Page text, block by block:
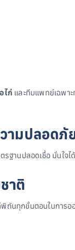
ไก่ และทีมแพทย์เฉพา
ามปลอดภั
รฐานปลอดเชื้อ มั่นใจ
าติ
ถันทุกขั้นตอนในการ